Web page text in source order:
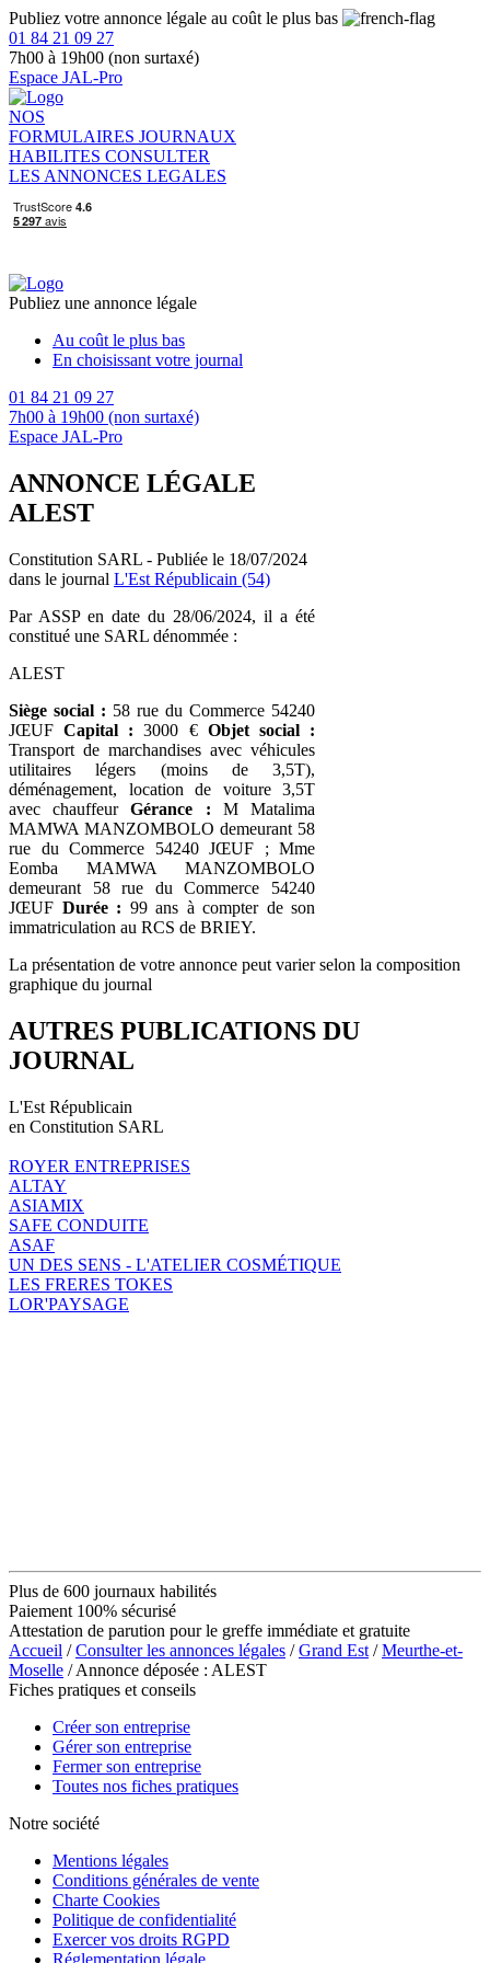
Publiez votre annonce légale au coût le plus bas
01 84 21 09 27
7h00 à 19h00 (non surtaxé)
Espace JAL-Pro
NOS
FORMULAIRES JOURNAUX
HABILITES CONSULTER
LES ANNONCES LEGALES
Publiez une annonce légale
Au coût le plus bas
En choisissant votre journal
01 84 21 09 27
7h00 à 19h00 (non surtaxé)
Espace JAL-Pro
ANNONCE LÉGALE
ALEST
Constitution SARL - Publiée le 18/07/2024
dans le journal L'Est Républicain (54)
Par ASSP en date du 28/06/2024, il a été
constitué une SARL dénommée :
ALEST
Siège social : 58 rue du Commerce 54240
JŒUFCapital : 3000 € Objet social :
Transport de marchandises avec véhicules
utilitaires légers (moins de 3,5T),
déménagement, location de voiture 3,5T
avec chauffeurGérance : M Matalima
MAMWA MANZOMBOLO demeurant 58
rue du Commerce 54240 JŒUF ; Mme
Eomba MAMWA MANZOMBOLO
demeurant 58 rue du Commerce 54240
JŒUF Durée : 99 ans à compter de son
immatriculation au RCS de BRIEY.
La présentation de votre annonce peut varier selon la composition
graphique du journal
AUTRES PUBLICATIONS DU
JOURNAL
L'Est Républicain
en Constitution SARL
ROYER ENTREPRISES
ALTAY
ASIAMIX
SAFE CONDUITE
ASAF
UN DES SENS - L'ATELIER COSMÉTIQUE
LES FRERES TOKES
LOR'PAYSAGE
Plus de 600 journaux habilités
Paiement 100% sécurisé
Attestation de parution pour le greffe immédiate et gratuite
Accueil /Consulter les annonces légales /Grand Est /Meurthe-et-
Moselle / Annonce déposée : ALEST
Fiches pratiques et conseils
Créer son entreprise
Gérer son entreprise
Fermer son entreprise
Toutes nos fiches pratiques
Notre société
Mentions légales
Conditions générales de vente
Charte Cookies
Politique de confidentialité
Exercer vos droits RGPD
Réglementation légale